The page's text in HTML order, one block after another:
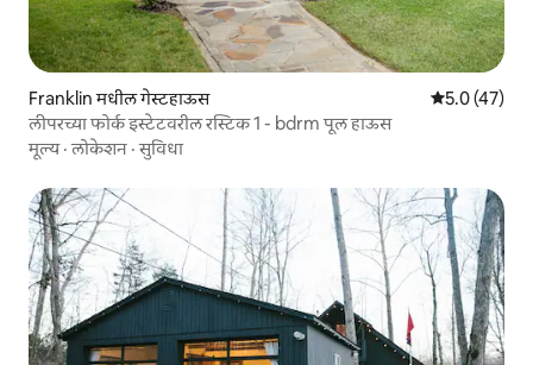
Franklin मधील गेस्टहाऊस 5 पैकी 5.0
5.0 (47)
लीपरच्या फोर्क इस्टेटवरील रस्टिक 1 - bdrm पूल हाऊस
मूल्य·लोकेशन ·सुविधा